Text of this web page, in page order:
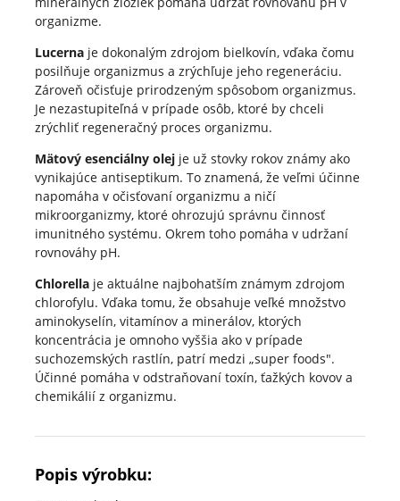
organizme.
Lucerna je dokonalým zdrojom bielkovín, vďaka čomu
posilňuje organizmus a zrýchľuje jeho regeneráciu.
Zároveň očisťuje prirodzeným spôsobom organizmus.
Je nezastupiteľná v prípade osôb, ktoré by chceli
zrýchliť regeneračný proces organizmu.
Mätový esenciálny olej je už stovky rokov známy ako
vynikajúce antiseptikum. To znamená, že veľmi účinne
napomáha v očisťovaní organizmu a ničí
mikroorganizmy, ktoré ohrozujú správnu činnosť
imunitného systému. Okrem toho pomáha v udržaní
rovnováhy pH.
Chlorella je aktuálne najbohatším známym zdrojom
chlorofylu. Vďaka tomu, že obsahuje veľké množstvo
aminokyselín, vitamínov a minerálov, ktorých
koncentrácia je omnoho vyššia ako v prípade
suchozemských rastlín, patrí medzi „super foods".
Účinné pomáha v odstraňovaní toxín, ťažkých kovov a
chemikálií z organizmu.
Popis výrobku: